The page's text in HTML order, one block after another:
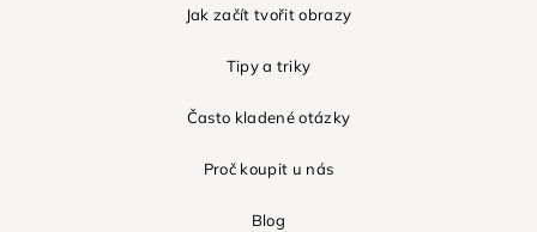
Jak začít tvořit obrazy
Tipy a triky
Často kladené otázky
Proč koupit u nás
Blog